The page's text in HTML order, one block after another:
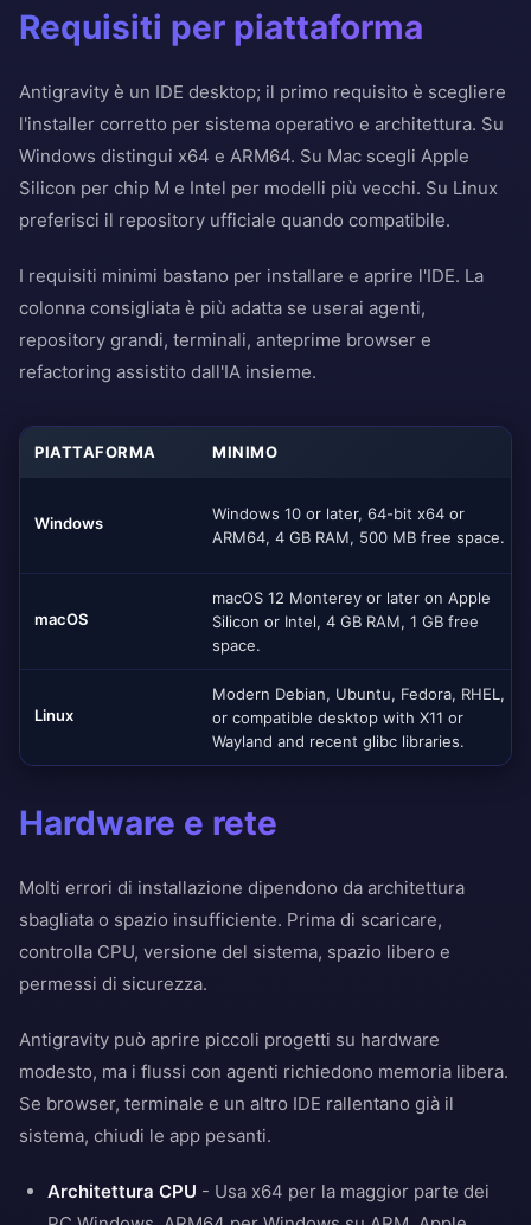
Requisiti per piattaforma
Antigravity è un IDE desktop; il primo requisito è scegliere
l'installer corretto per sistema operativo e architettura. Su
Windows distingui x64 e ARM64. Su Mac scegli Apple
Silicon per chip M e Intel per modelli più vecchi. Su Linux
preferisci il repository ufficiale quando compatibile.
I requisiti minimi bastano per installare e aprire l'IDE. La
colonna consigliata è più adatta se userai agenti,
repository grandi, terminali, anteprime browser e
refactoring assistito dall'IA insieme.
PIATTAFORMA MINIMO
Windows
Windows 10 or later, 64-bit x64 or
ARM64, 4 GB RAM, 500 MB free space.
macOS
macOS 12 Monterey or later on Apple
Silicon or Intel, 4 GB RAM, 1 GB free
space.
Linux
Modern Debian, Ubuntu, Fedora, RHEL,
or compatible desktop with X11 or
Wayland and recent glibc libraries.
Hardware e rete
Molti errori di installazione dipendono da architettura
sbagliata o spazio insufficiente. Prima di scaricare,
controlla CPU, versione del sistema, spazio libero e
permessi di sicurezza.
Antigravity può aprire piccoli progetti su hardware
modesto, ma i flussi con agenti richiedono memoria libera.
Se browser, terminale e un altro IDE rallentano già il
sistema, chiudi le app pesanti.
Architettura CPU - Usa x64 per la maggior parte dei